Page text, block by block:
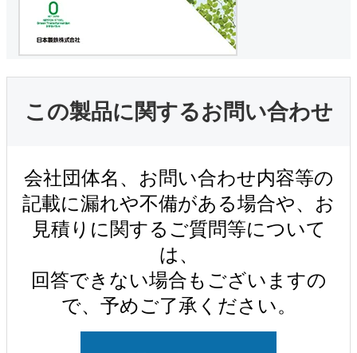
この製品に関するお問い合わせ
会社団体名、お問い合わせ内容等の
記載に漏れや不備がある場合や、お
見積りに関するご質問等について
は、
回答できない場合もございますの
で、予めご了承ください。